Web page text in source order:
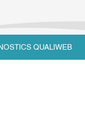
QUALIWEB